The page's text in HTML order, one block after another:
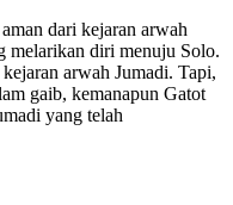
dari kejaran arwah
melarikan diri menuju Solo.
arwah Jumadi. Tapi,
gaib, kemanapun Gatot
yang telah